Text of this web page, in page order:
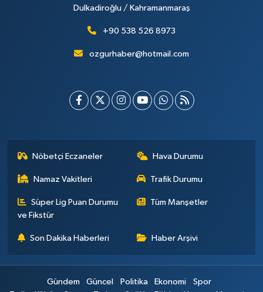
Dulkadiroğlu / Kahramanmaraş
+90 538 526 8973
ozgurhaber@hotmail.com
Nöbetçi Eczaneler Hava Durumu
Namaz Vakitleri Trafik Durumu
Süper Lig Puan Durumu
ve Fikstür
Tüm Manşetler
Son Dakika Haberleri Haber Arşivi
Gündem Güncel Politika Ekonomi
Spor